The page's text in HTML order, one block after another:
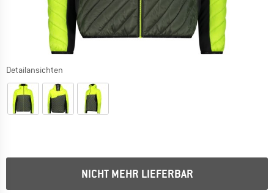
Detailansichten
NICHT MEHR LIEFERBAR